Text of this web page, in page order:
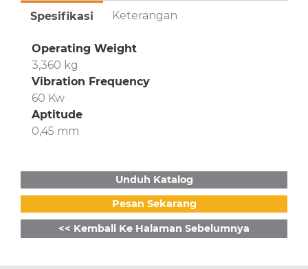
Spesifikasi Keterangan
Operating Weight
3,360 kg
Vibration Frequency
60 Kw
Aptitude
0,45 mm
Unduh Katalog
Pesan Sekarang
<< Kembali Ke Halaman Sebelumnya